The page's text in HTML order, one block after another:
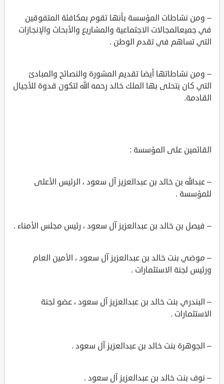
– ومن نشاطات المؤسسة بأنها تقوم بمكافئة المتفوقين
في جميعالمجالات الاجتماعية والمشاريع والأبحاث والإنجازات
التي تساهم في تقدم الوطن .
– ومن نشاطاتها أيضا تقديم المشورة والنصائح والمبادئ
التي كان يتحلى بها الملك خالد رحمه الله لتكون قدوة للأجيال
القادمة.
القائمين على المؤسسة :
– عبدالله بن خالد بن عبدالعزيز آل سعود ، الرئيس الأعلى
للمؤسسة .
– فيصل بن خالد بن عبدالعزيز آل سعود ، رئيس مجلس الأمناء .
– موضي بنت خالد بن عبدالعزيز آل سعود ، الأمين العام
ورئيس لجنة الاستثمارات .
– البندري بنت خالد بن عبدالعزيز آل سعود ، عضو لجنة
الاستثمارات .
– الجوهرة بنت خالد بن عبدالعزيز آل سعود .
– نوف بنت خالد بن عبدالعزيز آل سعود .